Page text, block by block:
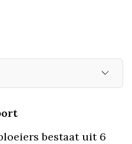
bestaat uit 6